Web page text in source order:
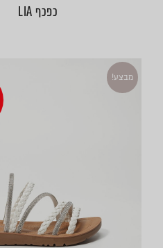
כפכף LIA
מבצע!